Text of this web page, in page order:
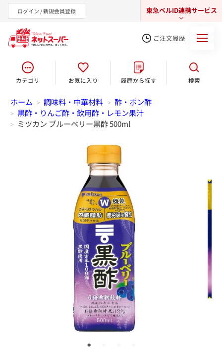
ログイン / 新規会員登録 東急ベルID連携サービス
東急オンラインショップ
ご注文履歴
カテゴリ お気に入り 履歴から探す 検索
ホーム > 調味料・中華材料 > 酢・ポン酢
> 黒酢・りんご酢・飲用酢・レモン果汁
> ミツカン ブルーベリー黒酢 500ml